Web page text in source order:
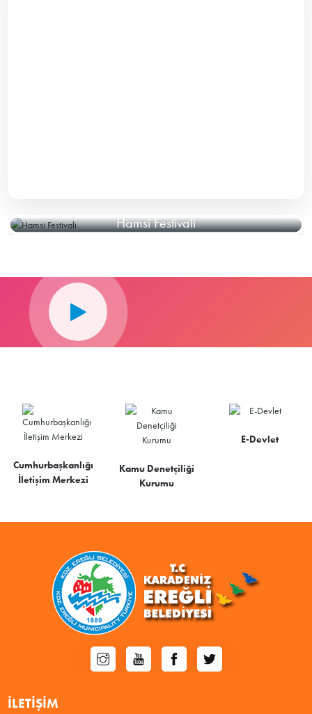
Hamsi Festivali
Cumhurbaşkanlığı
İletişim Merkezi
Kamu Denetçiliği
Kurumu
E-Devlet
İLETIŞIM